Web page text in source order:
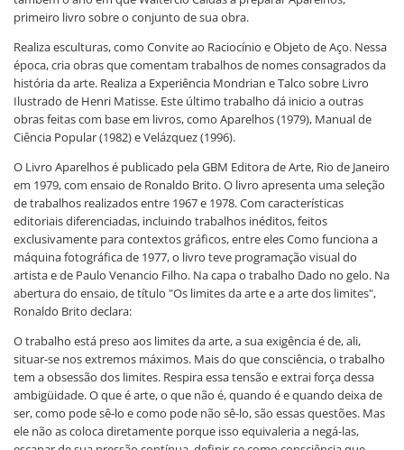
primeiro livro sobre o conjunto de sua obra.
Realiza esculturas, como Convite ao Raciocínio e Objeto de Aço. Nessa
época, cria obras que comentam trabalhos de nomes consagrados da
história da arte. Realiza a Experiência Mondrian e Talco sobre Livro
Ilustrado de Henri Matisse. Este último trabalho dá inicio a outras
obras feitas com base em livros, como Aparelhos (1979), Manual de
Ciência Popular (1982) e Velázquez (1996).
O Livro Aparelhos é publicado pela GBM Editora de Arte, Rio de Janeiro
em 1979, com ensaio de Ronaldo Brito. O livro apresenta uma seleção
de trabalhos realizados entre 1967 e 1978. Com características
editoriais diferenciadas, incluindo trabalhos inéditos, feitos
exclusivamente para contextos gráficos, entre eles Como funciona a
máquina fotográfica de 1977, o livro teve programação visual do
artista e de Paulo Venancio Filho. Na capa o trabalho Dado no gelo. Na
abertura do ensaio, de título "Os limites da arte e a arte dos limites",
Ronaldo Brito declara:
O trabalho está preso aos limites da arte, a sua exigência é de, ali,
situar-se nos extremos máximos. Mais do que consciência, o trabalho
tem a obsessão dos limites. Respira essa tensão e extrai força dessa
ambigüidade. O que é arte, o que não é, quando é e quando deixa de
ser, como pode sê-lo e como pode não sê-lo, são essas questões. Mas
ele não as coloca diretamente porque isso equivaleria a negá-las,